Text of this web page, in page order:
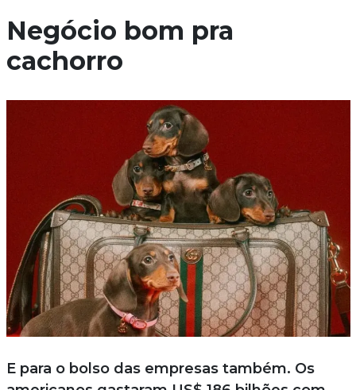
Negócio bom pra
cachorro
E para o bolso das empresas também. Os